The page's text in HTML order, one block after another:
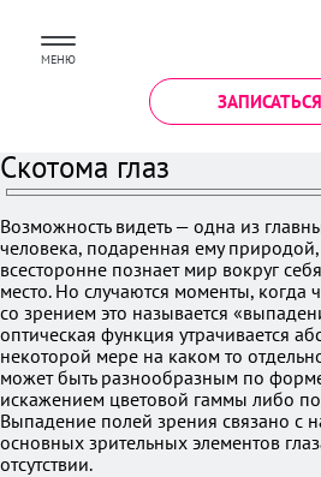
МЕНЮ
ЗАПИСАТЬСЯ
Скотома глаз
Возможность видеть — одна из
человека, подаренная ему
всесторонне познает мир вокруг
место. Но случаются моменты, когда
со зрением это называется
оптическая функция утрачивается
некоторой мере на каком то
может быть разнообразным по
искажением цветовой гаммы либо
Выпадение полей зрения связано с
основных зрительных элементов
отсутствии.